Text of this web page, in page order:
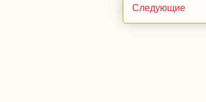
Следующие